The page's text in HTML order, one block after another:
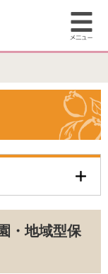
メ
・地域型保